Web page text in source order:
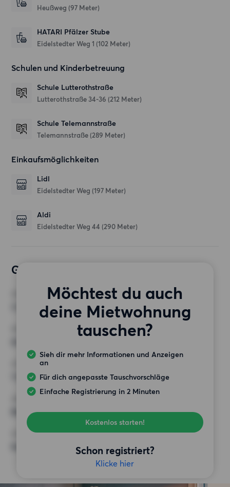
Heußweg (97 Meter)
HATARI Pfälzer Stube
Eidelstedter Weg 1 (102 Meter)
Schulen und Kinderbetreuung
Schule Lutterothstraße
Lutterothstraße 34-36 (212 Meter)
Schule Telemannstraße
Telemannstraße (289 Meter)
Einkaufsmöglichkeiten
Lidl
Eidelstedter Weg (197 Meter)
Aldi
Eidelstedter Weg 44 (290 Meter)
Gewünschte Wohnung
Möchtest du auch
deine Mietwohnung
tauschen?
Sieh dir mehr Informationen und Anzeigen
an
Für dich angepasste Tauschvorschläge
Einfache Registrierung in 2 Minuten
Kostenlos starten!
Schon registriert?
Klicke hier
3 Zimmer
MINDESTANZAHL AN QUADRATMETERN
HÖCHSTMIETE (KALTMIETE)
1 500 EUR
Balkon,
SONSTIGE PRÄFERENZEN
Keine bestimmten Präferenzen